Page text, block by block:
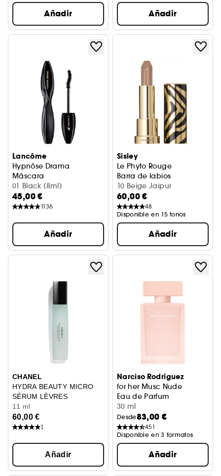
Añadir Añadir
Lancôme
Hypnôse Drama
Máscara
01 Black (8ml)
45,00 €
1136
Añadir
Sisley
Le Phyto Rouge
Barra de labios
10 Beige Jaipur
60,00 €
48
Disponible en 15 tonos
Añadir
CHANEL
HYDRA BEAUTY MICRO
SÉRUM LÈVRES
Hidratante Rellenador Intenso
11 ml
60,00 €
1
Añadir
Narciso Rodríguez
for her Musc Nude
Eau de Parfum
30 ml
Desde83,00 €
451
Disponible en 3 formatos
Añadir